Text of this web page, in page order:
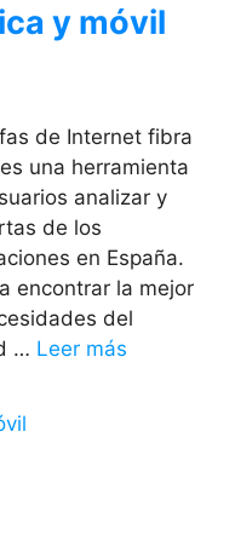
y móvil
de Internet fibra
una herramienta
analizar y
de los
en España.
encontrar la mejor
del
… Leer más